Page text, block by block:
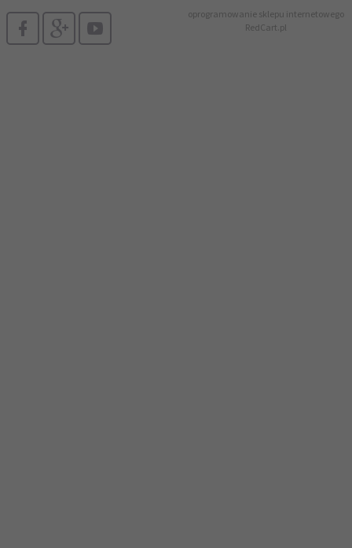
oprogramowanie sklepu internetowego
RedCart.pl